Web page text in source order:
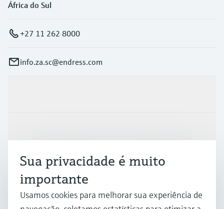
África do Sul
+27 11 262 8000
info.za.sc@endress.com
Suporte
Sua privacidade é muito
importante
Usamos cookies para melhorar sua experiência de